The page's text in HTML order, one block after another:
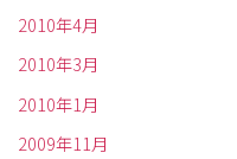
2010年4月
2010年3月
2010年1月
2009年11月